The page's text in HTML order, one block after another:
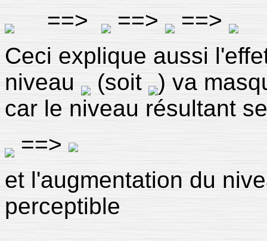
==>
==>
==>
Ceci explique aussi
niveau
(soit
) va
car le niveau résultant
==>
et l'augmentation du
perceptible